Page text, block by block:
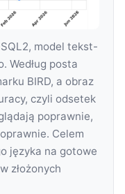
model tekst-
Według posta
BIRD, a obraz
czyli odsetek
poprawnie,
Celem
języka na gotowe
złożonych